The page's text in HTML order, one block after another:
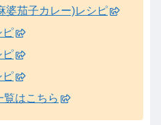
婆茄子カレー)レシピ
ピ
ピ
ピ
覧はこちら